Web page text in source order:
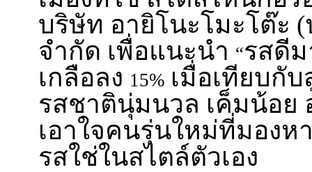
บริษัท อายิโนะโมะโต๊ะ (
จำกัด เพื่อแนะนำ “รสดี
เกลือลง 15% เมื่อเทียบกั
รสชาตินุ่มนวล เค็มน้อย
เอาใจคนรุ่นใหม่ที่มองห
รสใช่ในสไตล์ตัวเอง